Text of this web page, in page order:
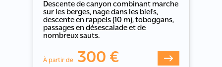
Descente de canyon combinant marche
sur les berges, nage dans les biefs,
descente en rappels (10 m), toboggans,
passages en désescalade et de
nombreux sauts.
À partir de 300 €